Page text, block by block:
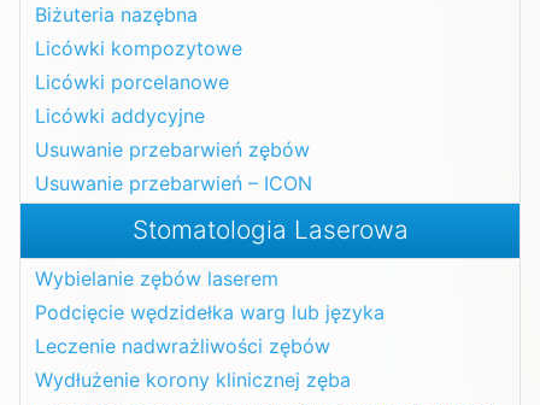
Biżuteria nazębna
Licówki kompozytowe
Licówki porcelanowe
Licówki addycyjne
Usuwanie przebarwień zębów
Usuwanie przebarwień – ICON
Stomatologia Laserowa
Wybielanie zębów laserem
Podcięcie wędzidełka warg lub języka
Leczenie nadwrażliwości zębów
Wydłużenie korony klinicznej zęba